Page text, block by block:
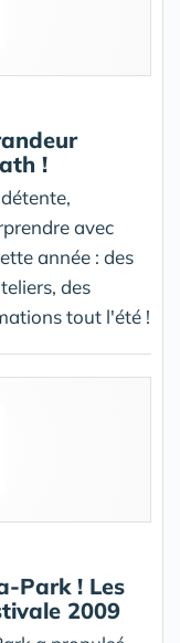
!
avec
année : des
des
tout l'été !
Park ! Les
2009